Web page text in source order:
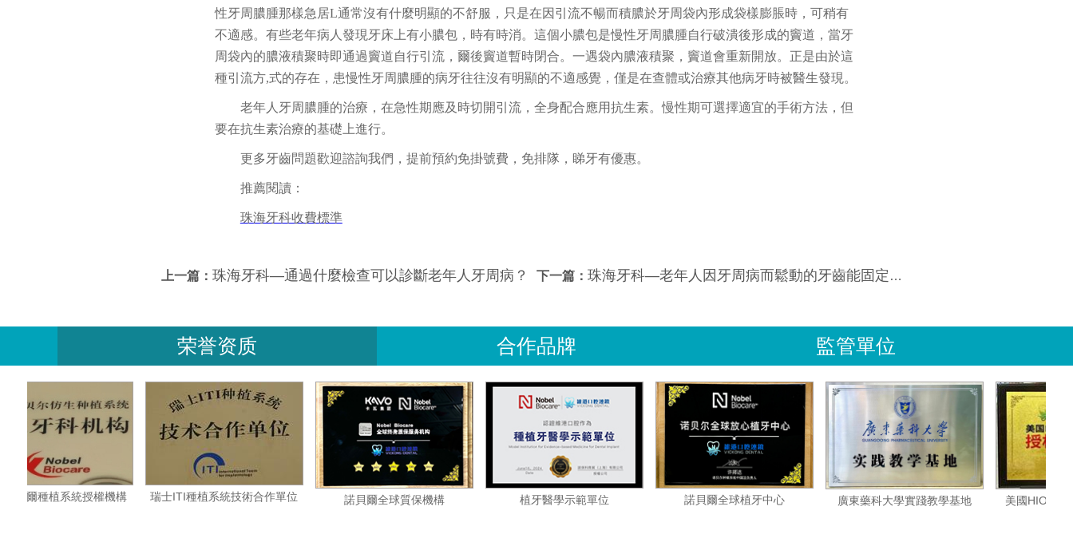
性牙周膿腫那樣急居L通常沒有什麼明顯的不舒服，只是在因引流不暢而積膿於牙周袋內形成袋樣膨脹時，可稍有
不適感。有些老年病人發現牙床上有小膿包，時有時消。這個小膿包是慢性牙周膿腫自行破潰後形成的竇道，當牙
周袋內的膿液積聚時即通過竇道自行引流，爾後竇道暫時閉合。一遇袋內膿液積聚，竇道會重新開放。正是由於這
種引流方,式的存在，患慢性牙周膿腫的病牙往往沒有明顯的不適感覺，僅是在查體或治療其他病牙時被醫生發現。
老年人牙周膿腫的治療，在急性期應及時切開引流，全身配合應用抗生素。慢性期可選擇適宜的手術方法，但
要在抗生素治療的基礎上進行。
更多牙齒問題歡迎諮詢我們，提前預約免掛號費，免排隊，睇牙有優惠。
推薦閱讀：
珠海牙科收費標準
上一篇： 珠海牙科—通過什麼檢查可以診斷老年人牙周病？ 下一篇： 珠海牙科—老年人因牙周病而鬆動的牙齒能固定嗎？
荣誉资质 合作品牌 監管單位
瑞典諾貝爾種植系統授權機構 瑞士ITI種植系統技術合作單位 諾貝爾全球質保機構 植牙醫學示範單位 諾貝爾全球植牙中心 廣東藥科大學實踐教學基地 美國